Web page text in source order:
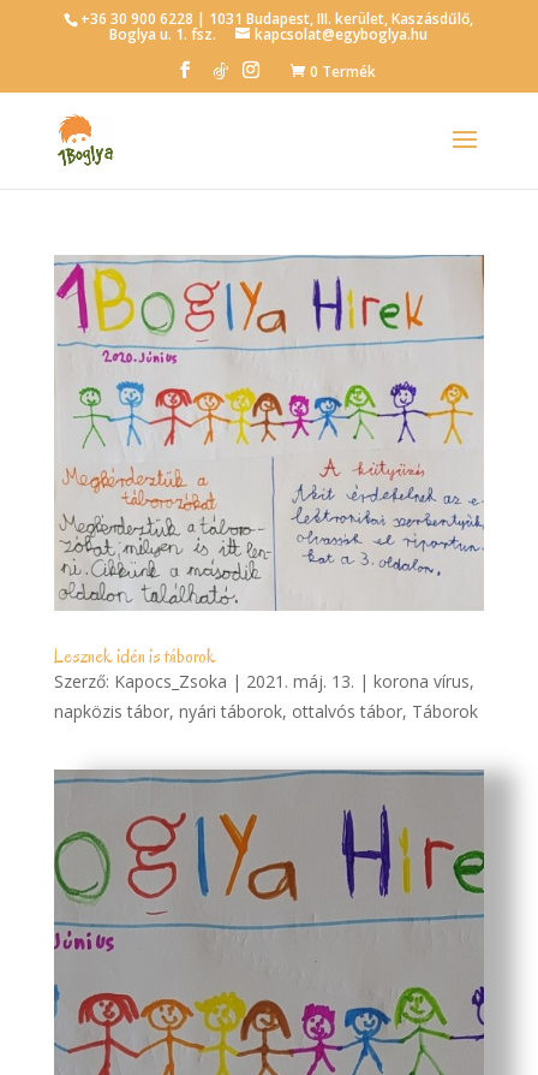
+36 30 900 6228 | 1031 Budapest, III. kerület, Kaszásdűlő,
Boglya u. 1. fsz.
kapcsolat@egyboglya.hu
0 Termék
Lesznek idén is táborok
Szerző: Kapocs_Zsoka | 2021. máj. 13. | korona vírus,
napközis tábor, nyári táborok, ottalvós tábor, Táborok